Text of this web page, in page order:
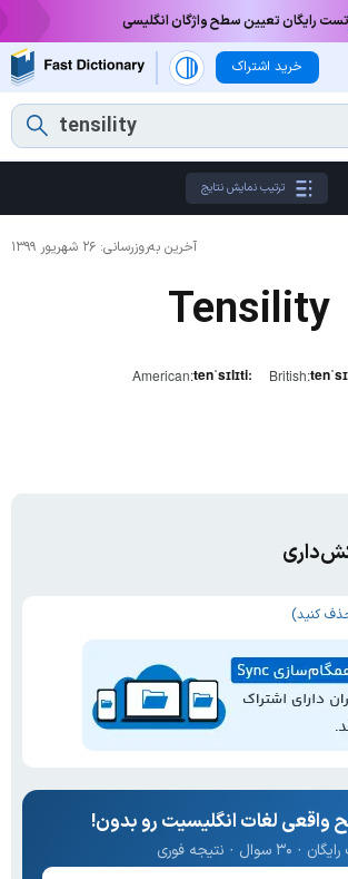
تست رایگان تعیین سطح واژگان انگلیسی
خرید اشتراک
ترتیب نمایش نتایج
آخرین به‌روزرسانی: ۲۶ شهریور ۱۳۹۹
Tensility
American:tenˈsɪlɪtiː British:
کنید)
لغات انگلیسیت رو بدون!
سوال · نتیجه فوری